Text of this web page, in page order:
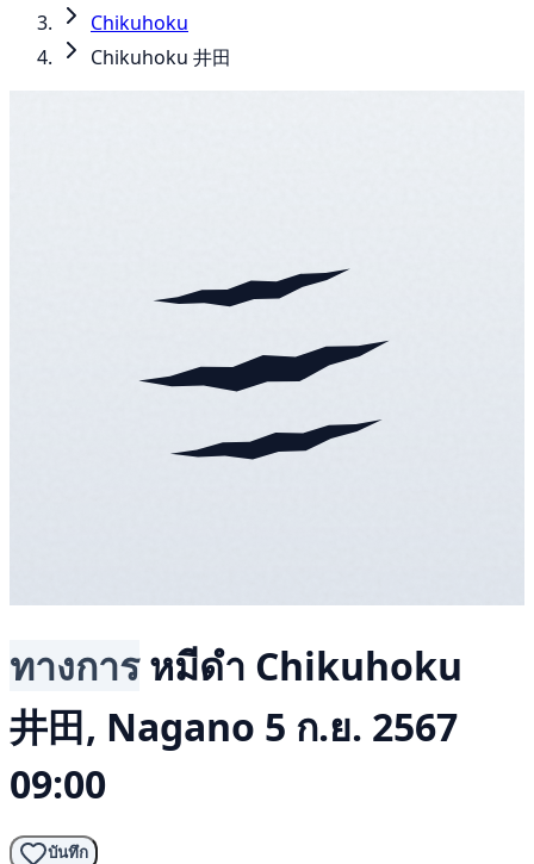
Chikuhoku
Chikuhoku 井田
ทางการ หมีดำ Chikuhoku
井田, Nagano 5 ก.ย. 2567
09:00
บันทึก